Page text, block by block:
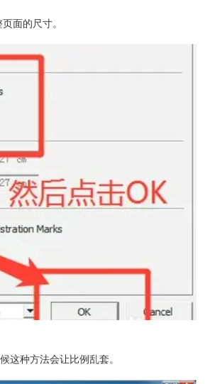
面的尺寸。
这种方法会让比例乱套。